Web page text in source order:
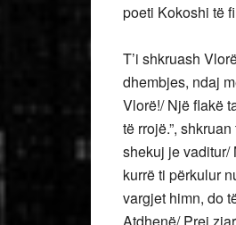
poeti Kokoshi të
T’i shkruash
dhembjes, ndaj
Vlorë!/ Një flakë
të rrojë.”,
shekuj je vaditur/
kurrë ti përkulur
vargjet himn, do